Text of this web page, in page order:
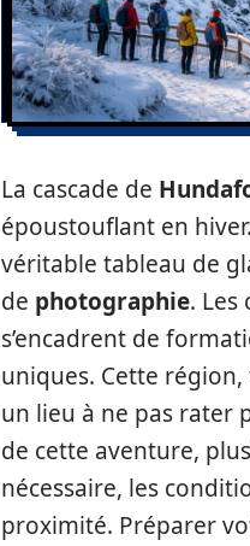
La cascade de
époustouflant en
véritable tableau de
de photographie. Les
s’encadrent de
uniques. Cette
un lieu à ne pas rater
de cette aventure,
nécessaire, les
proximité. Préparer